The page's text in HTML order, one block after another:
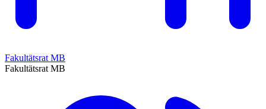
Fakultätsrat MB
Fakultätsrat MB